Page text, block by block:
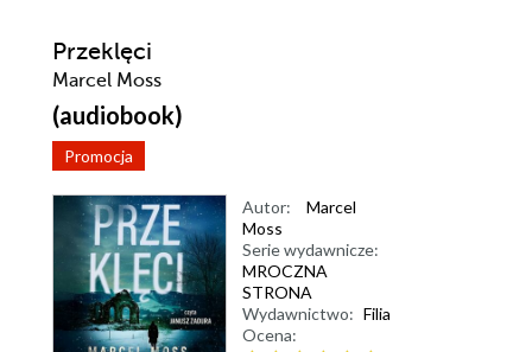
Przeklęci
Marcel Moss
(audiobook)
Promocja
Autor:
Marcel
Moss
Serie wydawnicze:
MROCZNA
STRONA
Wydawnictwo: Filia
Ocena: